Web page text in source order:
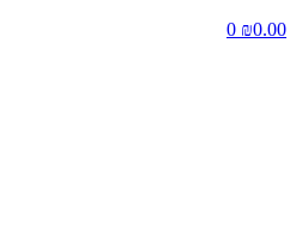
₪0.00
0